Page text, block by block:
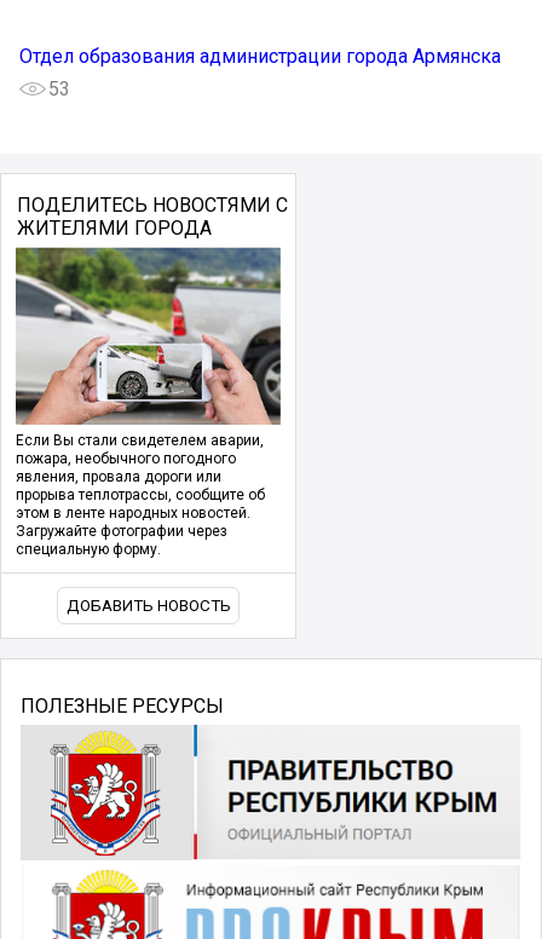
Отдел образования администрации города Армянска
53
ПОДЕЛИТЕСЬ НОВОСТЯМИ С
ЖИТЕЛЯМИ ГОРОДА
Если Вы стали свидетелем аварии,
пожара, необычного погодного
явления, провала дороги или
прорыва теплотрассы, сообщите об
этом в ленте народных новостей.
Загружайте фотографии через
специальную форму.
ДОБАВИТЬ НОВОСТЬ
ПОЛЕЗНЫЕ РЕСУРСЫ